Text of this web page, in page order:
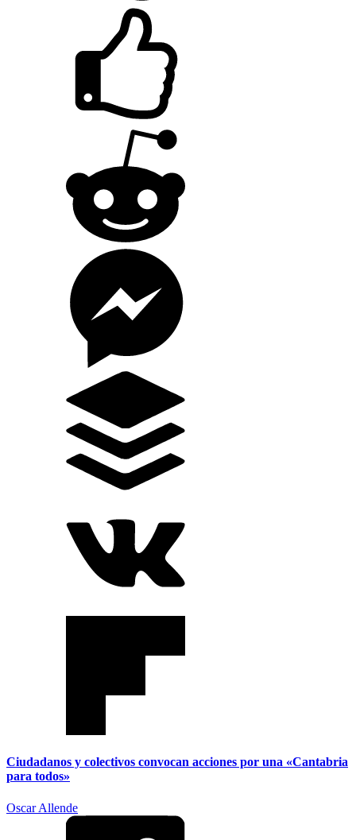
Ciudadanos y colectivos convocan acciones por una «Cantabria
para todos»
Oscar Allende